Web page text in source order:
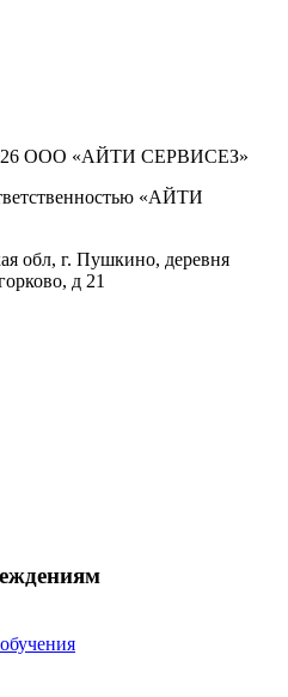
ООО «АЙТИ СЕРВИСЕЗ»
«АЙТИ
обл, г. Пушкино, деревня
д 21